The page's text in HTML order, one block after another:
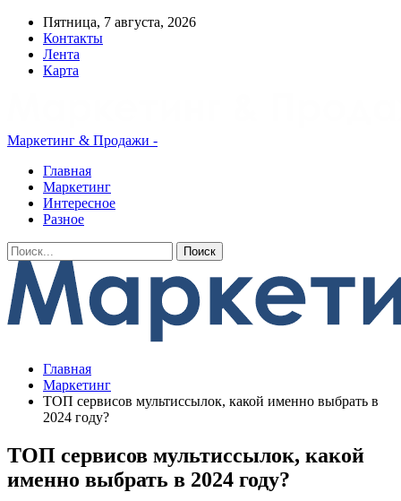
Пятница, 7 августа, 2026
Контакты
Лента
Карта
Маркетинг & Продажи -
Главная
Маркетинг
Интересное
Разное
Главная
Маркетинг
ТОП сервисов мультиссылок, какой именно выбрать в
2024 году?
ТОП сервисов мультиссылок, какой
именно выбрать в 2024 году?